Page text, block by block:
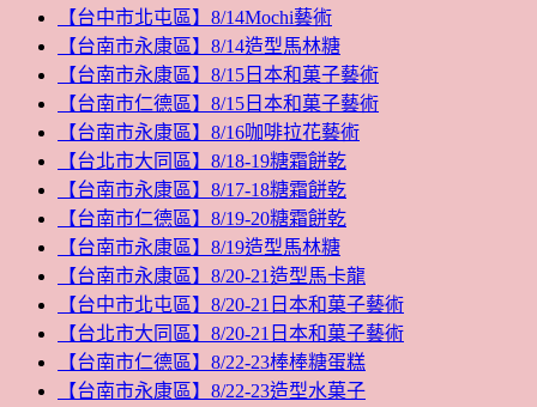
【台中市北屯區】8/14Mochi藝術
【台南市永康區】8/14造型馬林糖
【台南市永康區】8/15日本和菓子藝術
【台南市仁德區】8/15日本和菓子藝術
【台南市永康區】8/16咖啡拉花藝術
【台北市大同區】8/18-19糖霜餅乾
【台南市永康區】8/17-18糖霜餅乾
【台南市仁德區】8/19-20糖霜餅乾
【台南市永康區】8/19造型馬林糖
【台南市永康區】8/20-21造型馬卡龍
【台中市北屯區】8/20-21日本和菓子藝術
【台北市大同區】8/20-21日本和菓子藝術
【台南市仁德區】8/22-23棒棒糖蛋糕
【台南市永康區】8/22-23造型水菓子